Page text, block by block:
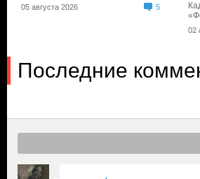
05 августа 2026 5
02
Последние